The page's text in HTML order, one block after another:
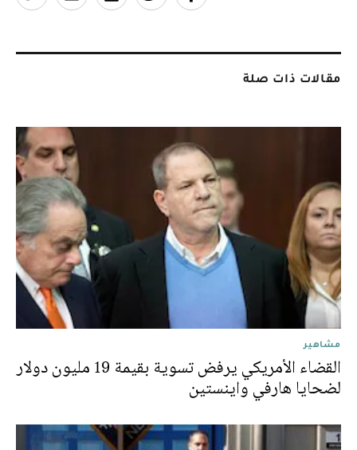
مقالات ذات صلة
مشاهير
القضاء الأمريكي يرفض تسوية بقيمة 19 مليون دولار
لضحايا هارفي واينستين